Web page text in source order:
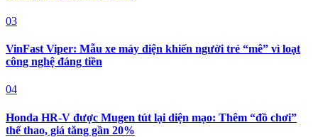
03
VinFast Viper: Mẫu xe máy điện khiến người trẻ “mê” vì loạt
công nghệ đáng tiền
04
Honda HR-V được Mugen tút lại diện mạo: Thêm “đồ chơi”
thể thao, giá tăng gần 20%